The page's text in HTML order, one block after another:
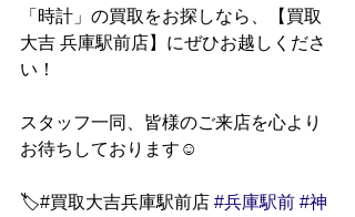
「時計」の買取をお探しなら、【買取
大吉 兵庫駅前店】にぜひお越しくださ
い！
スタッフ一同、皆様のご来店を心より
お待ちしております☺
🏷️#買取大吉兵庫駅前店 #兵庫駅前 #神